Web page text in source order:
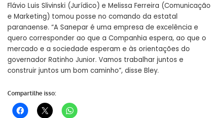
Flávio Luis Slivinski (Jurídico) e Melissa Ferreira (Comunicação
e Marketing) tomou posse no comando da estatal
paranaense. “A Sanepar é uma empresa de excelência e
quero corresponder ao que a Companhia espera, ao que o
mercado e a sociedade esperam e às orientações do
governador Ratinho Junior. Vamos trabalhar juntos e
construir juntos um bom caminho”, disse Bley.
Compartilhe isso: